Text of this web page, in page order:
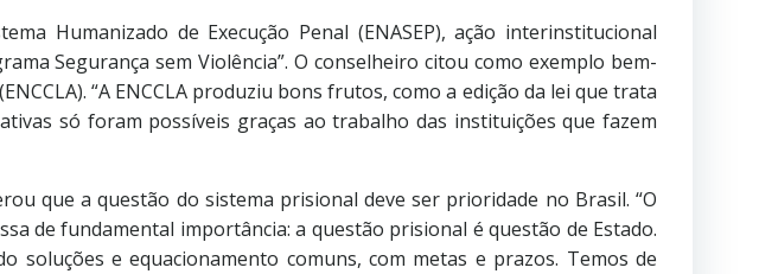
Humanizado de Execução Penal (ENASEP), ação interinstitucional
Segurança sem Violência”. O conselheiro citou como exemplo bem-
“A ENCCLA produziu bons frutos, como a edição da lei que trata
só foram possíveis graças ao trabalho das instituições que fazem
que a questão do sistema prisional deve ser prioridade no Brasil. “O
de fundamental importância: a questão prisional é questão de Estado.
soluções e equacionamento comuns, com metas e prazos. Temos de